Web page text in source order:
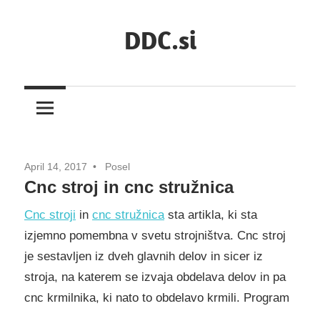
DDC.si
April 14, 2017 Posel
Cnc stroj in cnc stružnica
Cnc stroji in cnc stružnicasta artikla, ki sta
izjemno pomembna v svetu strojništva. Cnc stroj
je sestavljen iz dveh glavnih delov in sicer iz
stroja, na katerem se izvaja obdelava delov in pa
cnc krmilnika, ki nato to obdelavo krmili. Program